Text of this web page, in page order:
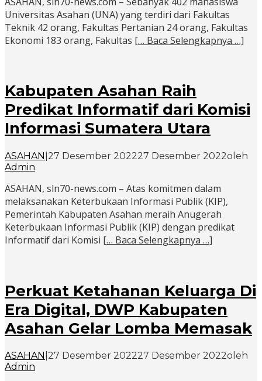
Universitas Asahan (UNA) yang terdiri dari Fakultas
Teknik 42 orang, Fakultas Pertanian 24 orang, Fakultas
Ekonomi 183 orang, Fakultas [… Baca Selengkapnya …]
Kabupaten Asahan Raih
Predikat Informatif dari Komisi
Informasi Sumatera Utara
ASAHAN 27 Desember 202227 Desember 2022oleh
Admin
ASAHAN, sln70-news.com – Atas komitmen dalam
melaksanakan Keterbukaan Informasi Publik (KIP),
Pemerintah Kabupaten Asahan meraih Anugerah
Keterbukaan Informasi Publik (KIP) dengan predikat
Informatif dari Komisi [… Baca Selengkapnya …]
Perkuat Ketahanan Keluarga Di
Era Digital, DWP Kabupaten
Asahan Gelar Lomba Memasak
ASAHAN 27 Desember 202227 Desember 2022oleh
Admin